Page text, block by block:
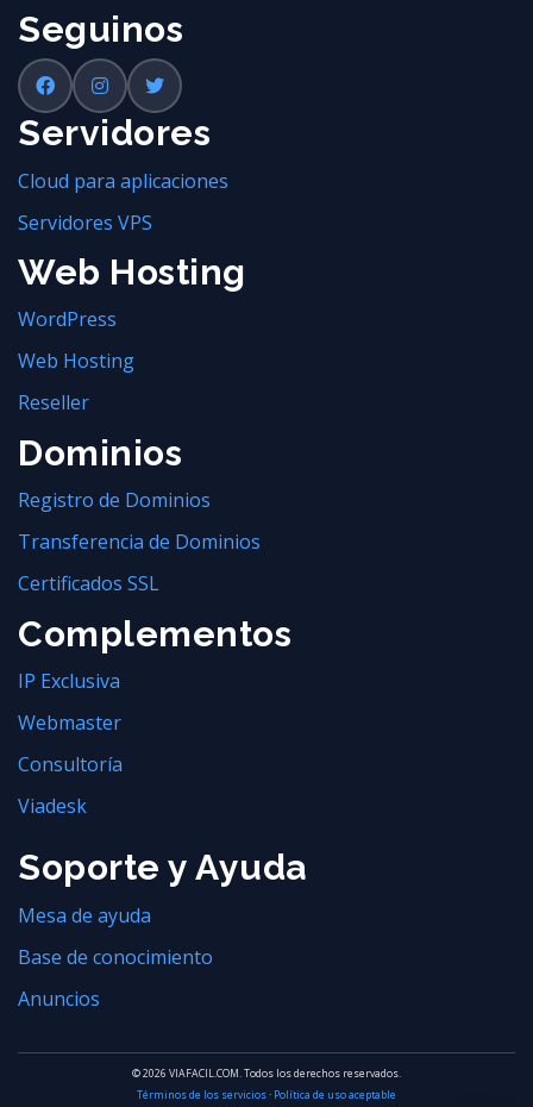
Seguinos
Servidores
Cloud para aplicaciones
Servidores VPS
Web Hosting
WordPress
Web Hosting
Reseller
Dominios
Registro de Dominios
Transferencia de Dominios
Certificados SSL
Complementos
IP Exclusiva
Webmaster
Consultoría
Viadesk
Soporte y Ayuda
Mesa de ayuda
Base de conocimiento
Anuncios
© 2026 VIAFACIL.COM. Todos los derechos reservados.
Términos de los servicios· Política de uso aceptable